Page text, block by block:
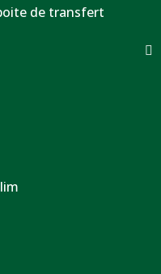
de transfert